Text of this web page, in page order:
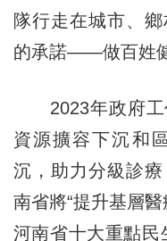
隊行走在城市、
的承諾——做百姓健
2023年政府工
資源擴容下沉和
沉，助力分級診
南省將“提升基層
河南省十大重點民